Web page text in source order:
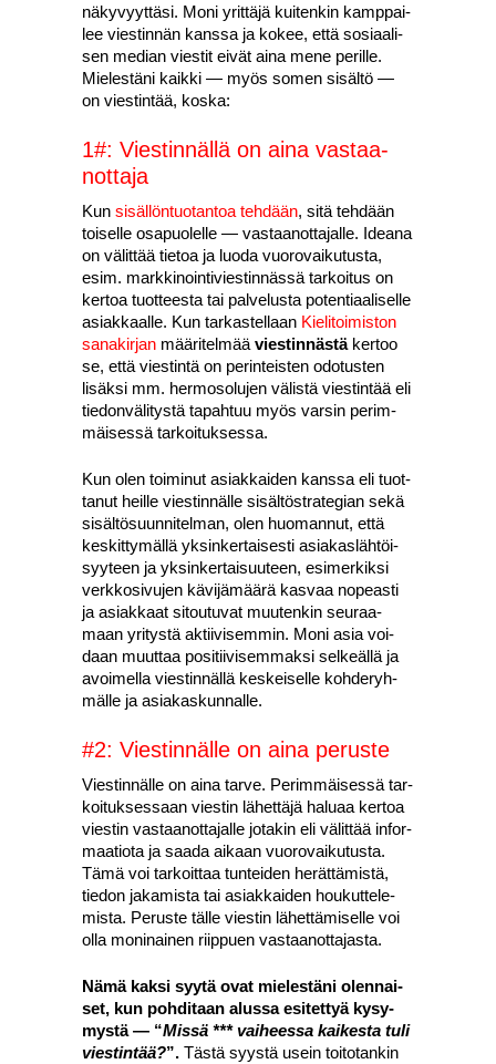
näky­vyyt­tä­si. Moni yrit­tä­jä kui­ten­kin kamp­pai­
lee vies­tin­nän kans­sa ja kokee, että sosi­aa­li­
sen median vies­tit eivät aina mene peril­le.
Mie­les­tä­ni kaik­ki — myös somen sisäl­tö —
on vies­tin­tää, kos­ka:
1#: Vies­tin­näl­lä on aina vas­taa­
not­ta­ja
Kun sisäl­lön­tuo­tan­toa teh­dään, sitä teh­dään
toi­sel­le osa­puo­lel­le — vas­taa­not­ta­jal­le. Idea­na
on välit­tää tie­toa ja luo­da vuo­ro­vai­ku­tus­ta,
esim. mark­ki­noin­ti­vies­tin­näs­sä tar­koi­tus on
ker­toa tuot­tees­ta tai pal­ve­lus­ta poten­ti­aa­li­sel­le
asiak­kaal­le. Kun tar­kas­tel­laan Kie­li­toi­mis­ton
sana­kir­jan mää­ri­tel­mää vies­tin­näs­täker­too
se, että vies­tin­tä on perin­teis­ten odo­tus­ten
lisäk­si mm. her­mo­so­lu­jen välis­tä vies­tin­tää eli
tie­don­vä­li­tys­tä tapah­tuu myös var­sin perim­
mäi­ses­sä tar­koi­tuk­ses­sa.
Kun olen toi­mi­nut asiak­kai­den kans­sa eli tuot­
ta­nut heil­le vies­tin­näl­le sisäl­tö­stra­te­gian sekä
sisäl­tö­suun­ni­tel­man, olen huo­man­nut, että
kes­kit­ty­mäl­lä yksin­ker­tai­ses­ti asia­kas­läh­töi­
syy­teen ja yksin­ker­tai­suu­teen, esi­mer­kik­si
verk­ko­si­vu­jen kävi­jä­mää­rä kas­vaa nopeas­ti
ja asiak­kaat sitou­tu­vat muu­ten­kin seu­raa­
maan yri­tys­tä aktii­vi­sem­min. Moni asia voi­
daan muut­taa posi­tii­vi­sem­mak­si sel­keäl­lä ja
avoi­mel­la vies­tin­näl­lä kes­kei­sel­le koh­de­ryh­
mäl­le ja asia­kas­kun­nal­le.
#2: Vies­tin­näl­le on aina perus­te
Vies­tin­näl­le on aina tar­ve. Perim­mäi­ses­sä tar­
koi­tuk­ses­saan vies­tin lähet­tä­jä halu­aa ker­toa
vies­tin vas­taa­not­ta­jal­le jota­kin eli välit­tää infor­
maa­tio­ta ja saa­da aikaan vuo­ro­vai­ku­tus­ta.
Tämä voi tar­koit­taa tun­tei­den herät­tä­mis­tä,
tie­don jaka­mis­ta tai asiak­kai­den hou­kut­te­le­
mis­ta. Perus­te täl­le vies­tin lähet­tä­mi­sel­le voi
olla moni­nai­nen riip­puen vas­taa­not­ta­jas­ta.
Nämä kak­si syy­tä ovat mie­les­tä­ni olen­nai­
set, kun poh­di­taan alus­sa esi­tet­tyä kysy­
mys­tä — “Mis­sä *** vai­hees­sa kai­kes­ta tuli
vies­tin­tää?”. Täs­tä syys­tä usein toi­to­tan­kin